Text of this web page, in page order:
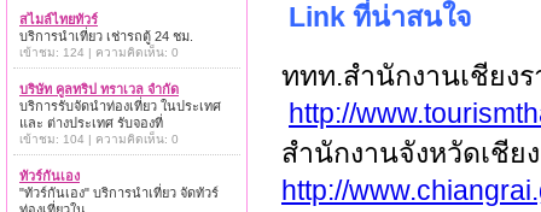
Link ที่น่าสนใจ
ททท.สำนักงานเชียงร
http://
สำนักงานจังหวัดเชีย
http://
สไมล์ไทยทัวร์
บริการนำเที่ยว เช่ารถตู้ 24 ชม.
เข้าชม: 124 | ความคิดเห็น: 0
บริษัท คูลทริป ทราเวล จำกัด
บริการรับจัดนำท่องเที่ยว ในประเทศ
และ ต่างประเทศ รับจองที่
เข้าชม: 104 | ความคิดเห็น: 0
ทัวร์กันเอง
"ทัวร์กันเอง" บริการนำเที่ยว จัดทัวร์